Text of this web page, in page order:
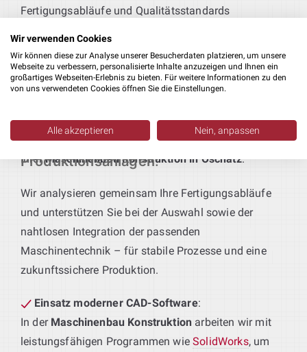
Fertigungsabläufe und Qualitätsstandards
Technik für maßgeschneiderte Produktionslinien:
Sie definieren das Produkt – wir liefern die passende
Endmontage entstehen bei uns durchgängige,
funktionale Lösungen – ein integraler Bestandteil
IhrerMaschinenbau Konstruktion in Oschatz.
Individuell geplante
Produktionsanlagen:
Wir analysieren gemeinsam Ihre Fertigungsabläufe
und unterstützen Sie bei der Auswahl sowie der
nahtlosen Integration der passenden
Maschinentechnik – für stabile Prozesse und eine
zukunftssichere Produktion.
Einsatz moderner CAD-Software:
In der Maschinenbau Konstruktion arbeiten wir mit
leistungsfähigen Programmen wieSolidWorks, um
Wir verwenden Cookies
Wir können diese zur Analyse unserer Besucherdaten platzieren, um unsere
Webseite zu verbessern, personalisierte Inhalte anzuzeigen und Ihnen ein
großartiges Webseiten-Erlebnis zu bieten. Für weitere Informationen zu den
von uns verwendeten Cookies öffnen Sie die Einstellungen.
Alle akzeptieren Nein, anpassen